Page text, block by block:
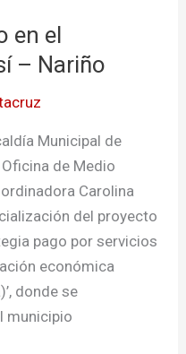
en el
– Nariño
Municipal de
de Medio
Carolina
del proyecto
pago por servicios
económica
donde se
municipio